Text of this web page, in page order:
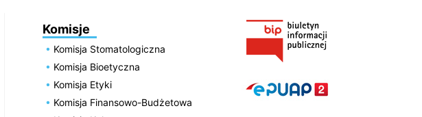
Komisje
Komisja Stomatologiczna
Komisja Bioetyczna
Komisja Etyki
Komisja Finansowo-Budżetowa